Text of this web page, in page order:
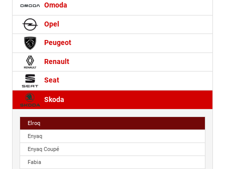
Omoda
Opel
Peugeot
Renault
Seat
Skoda
Elroq
Enyaq
Enyaq Coupé
Fabia